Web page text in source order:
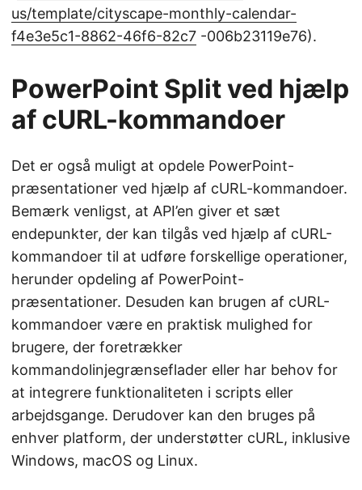
us/template/cityscape-monthly-calendar-
f4e3e5c1-8862-46f6-82c7 -006b23119e76).
PowerPoint Split ved hjælp
af cURL-kommandoer
Det er også muligt at opdele PowerPoint-
præsentationer ved hjælp af cURL-kommandoer.
Bemærk venligst, at API’en giver et sæt
endepunkter, der kan tilgås ved hjælp af cURL-
kommandoer til at udføre forskellige operationer,
herunder opdeling af PowerPoint-
præsentationer. Desuden kan brugen af cURL-
kommandoer være en praktisk mulighed for
brugere, der foretrækker
kommandolinjegrænseflader eller har behov for
at integrere funktionaliteten i scripts eller
arbejdsgange. Derudover kan den bruges på
enhver platform, der understøtter cURL, inklusive
Windows, macOS og Linux.